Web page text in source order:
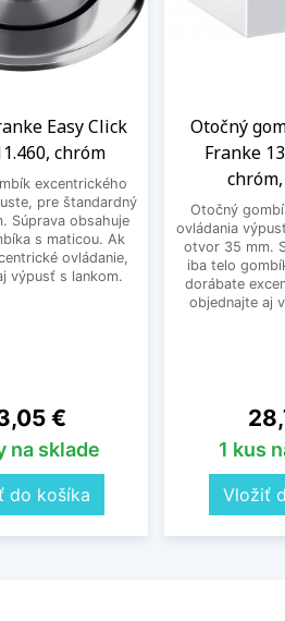
Easy Click
chróm
excentrického
pre štandardný
Súprava obsahuje
s maticou. Ak
ovládanie,
výpusť s lankom.
€
na sklade
do košíka
Otočný
Franke
Otočný
ovládania
otvor 35 mm.
iba telo
dorábate
objednajte aj
1 kus
Vložiť